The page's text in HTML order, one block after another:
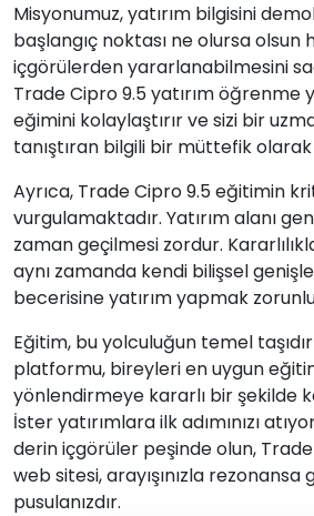
Misyonumuz, yatırım bilgisini
başlangıç noktası ne olursa
içgörülerden yararlanabilmesini
Trade Cipro 9.5 yatırım öğrenme
eğimini kolaylaştırır ve sizi bir
tanıştıran bilgili bir müttefik
Ayrıca, Trade Cipro 9.5 eğitimin
vurgulamaktadır. Yatırım alanı
zaman geçilmesi zordur.
aynı zamanda kendi bilişsel
becerisine yatırım yapmak
Eğitim, bu yolculuğun temel
platformu, bireyleri en uygun
yönlendirmeye kararlı bir şekilde
İster yatırımlara ilk adımınızı
derin içgörüler peşinde olun,
web sitesi, arayışınızla
pusulanızdır.